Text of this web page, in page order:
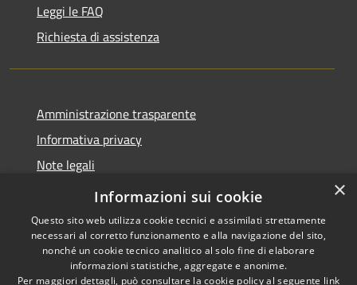
Leggi le FAQ
Richiesta di assistenza
Amministrazione trasparente
Informativa privacy
Note legali
Dichiarazione di accessibilità
Copyright © 2026 • Comune di
×
Informazioni sui cookie
Questo sito web utilizza cookie tecnici e assimilati strettamente
necessari al corretto funzionamento e alla navigazione del sito,
nonché un cookie tecnico analitico al solo fine di elaborare
informazioni statistiche, aggregate e anonime.
Per maggiori dettagli, può consultare la cookie policy al seguente link